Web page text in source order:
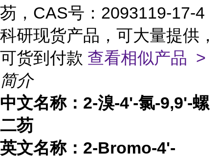
芴，CAS号：2093119-17-4
科研现货产品，可大量提供，
可货到付款 查看相似产品 >
简介
中文名称： 2-溴-4'-氯-9,9'-螺
二芴
英文名称： 2-Bromo-4'-